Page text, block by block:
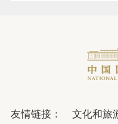
友情链接： 文化和旅